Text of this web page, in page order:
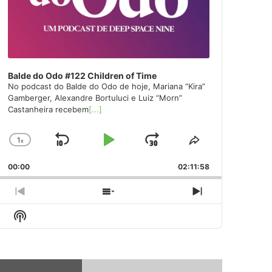
Balde do Odo #122 Children of Time
No podcast do Balde do Odo de hoje, Mariana “Kira”
Gamberger, Alexandre Bortuluci e Luiz “Morn”
Castanheira recebem[...]
Change
Rate
1x
Skip
Play
Jump
Forward
Share
Episode
00:00 02:11:58
Previous
Episode
Show
Episodes
Next
Episode
Show
Podcast